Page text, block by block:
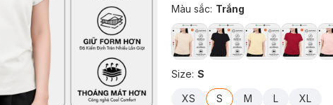
Màu sắc: Trắng
Size: S
XS S M L XL